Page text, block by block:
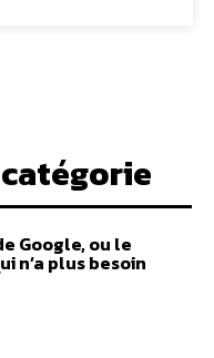
Google, ou le
n’a plus besoin